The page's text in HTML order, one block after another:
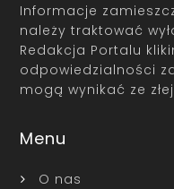
Informacje
należy traktować
Redakcja Portalu
odpowiedzialności
mogą wynikać ze
Menu
O nas